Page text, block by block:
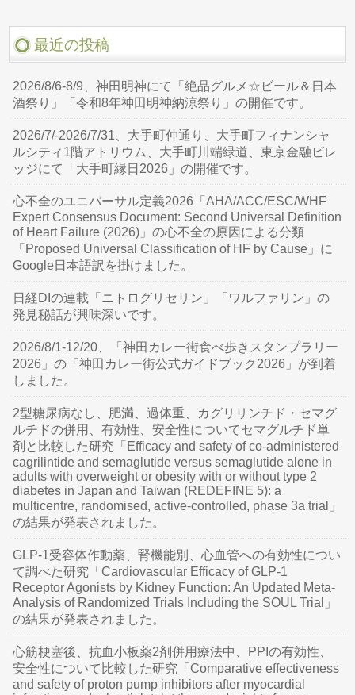
最近の投稿
2026/8/6-8/9、神田明神にて「絶品グルメ☆ビール＆日本
酒祭り」「令和8年神田明神納涼祭り」の開催です。
2026/7/-2026/7/31、大手町仲通り、大手町フィナンシャ
ルシティ1階アトリウム、大手町川端緑道、東京金融ビレ
ッジにて「大手町縁日2026」の開催です。
心不全のユニバーサル定義2026「AHA/ACC/ESC/WHF
Expert Consensus Document: Second Universal Definition
of Heart Failure (2026)」の心不全の原因による分類
「Proposed Universal Classification of HF by Cause」に
Google日本語訳を掛けました。
日経DIの連載「ニトログリセリン」「ワルファリン」の
発見秘話が興味深いです。
2026/8/1-12/20、「神田カレー街食べ歩きスタンプラリー
2026」の「神田カレー街公式ガイドブック2026」が到着
しました。
2型糖尿病なし、肥満、過体重、カグリリンチド・セマグ
ルチドの併用、有効性、安全性についてセマグルチド単
剤と比較した研究「Efficacy and safety of co-administered
cagrilintide and semaglutide versus semaglutide alone in
adults with overweight or obesity with or without type 2
diabetes in Japan and Taiwan (REDEFINE 5): a
multicentre, randomised, active-controlled, phase 3a trial」
の結果が発表されました。
GLP-1受容体作動薬、腎機能別、心血管への有効性につい
て調べた研究「Cardiovascular Efficacy of GLP-1
Receptor Agonists by Kidney Function: An Updated Meta-
Analysis of Randomized Trials Including the SOUL Trial」
の結果が発表されました。
心筋梗塞後、抗血小板薬2剤併用療法中、PPIの有効性、
安全性について比較した研究「Comparative effectiveness
and safety of proton pump inhibitors after myocardial